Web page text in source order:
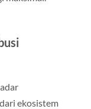
ekosistem